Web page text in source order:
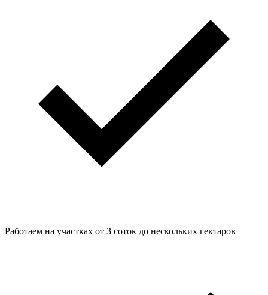
Работаем на участках от 3 соток до нескольких гектаров